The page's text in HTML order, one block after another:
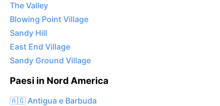
The Valley
Blowing Point Village
Sandy Hill
East End Village
Sandy Ground Village
Paesi in Nord America
🇦🇬 Antigua e Barbuda